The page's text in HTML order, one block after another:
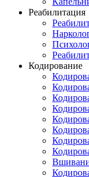
Реабилитация
Кодирование